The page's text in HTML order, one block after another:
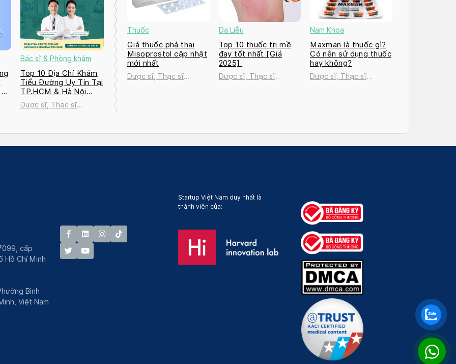
Bác sĩ & Phòng khám
Top 10 Địa Chỉ Khám
Tiểu Đường Uy Tín Tại
TP.HCM & Hà Nội
2026
Dược sĩ, Thạc sĩ
Thuốc
Giá thuốc phá thai
Misoprostol cập nhật
mới nhất
Dược sĩ, Thạc sĩ
Da Liễu
Top 10 thuốc trị mề
đay tốt nhất [Giá
2025]
Dược sĩ, Thạc sĩ
Nam Khoa
Maxman là thuốc gì?
Có nên sử dụng thuốc
hay không?
Dược sĩ, Thạc sĩ
cấp
Hồ Chí Minh
Bình
Việt Nam
Startup Việt Nam duy nhất là
thành viên của: